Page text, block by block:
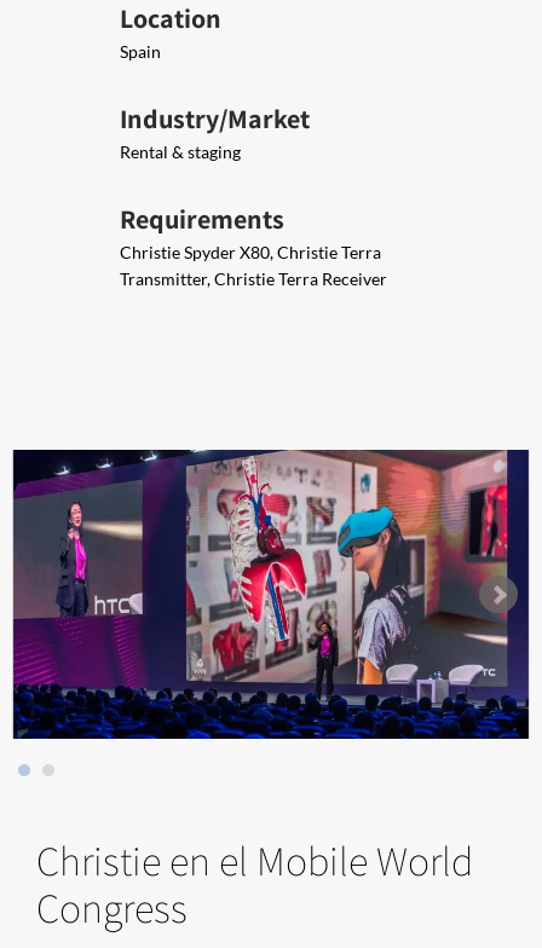
Location
Spain
Industry/Market
Rental & staging
Requirements
Christie Spyder X80, Christie Terra
Transmitter, Christie Terra Receiver
Christie en el Mobile World
Congress